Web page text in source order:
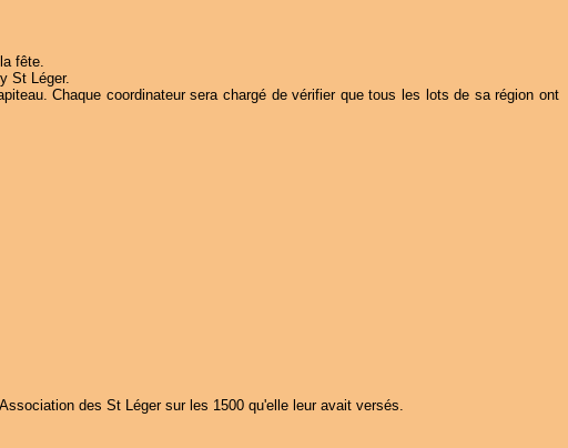
fête.
St Léger.
Chaque coordinateur sera chargé de vérifier que tous les lots de sa région ont
des St Léger sur les 1500 qu'elle leur avait versés.